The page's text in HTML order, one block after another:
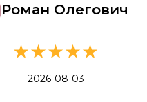
Роман Олегович
★★★★★
2026-08-03